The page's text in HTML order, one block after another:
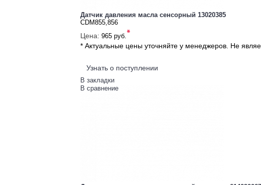
Датчик давления масла сенсорный 13020385
CDM855,856
Цена: 965 руб.*
* Актуальные цены уточняйте у менеджеров. Не
Узнать о поступлении
В закладки
В сравнение